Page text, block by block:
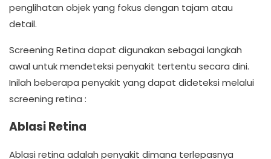
penglihatan objek yang fokus dengan tajam atau
detail.
Screening Retina dapat digunakan sebagai langkah
awal untuk mendeteksi penyakit tertentu secara dini.
Inilah beberapa penyakit yang dapat dideteksi melalui
screening retina :
Ablasi Retina
Ablasi retina adalah penyakit dimana terlepasnya